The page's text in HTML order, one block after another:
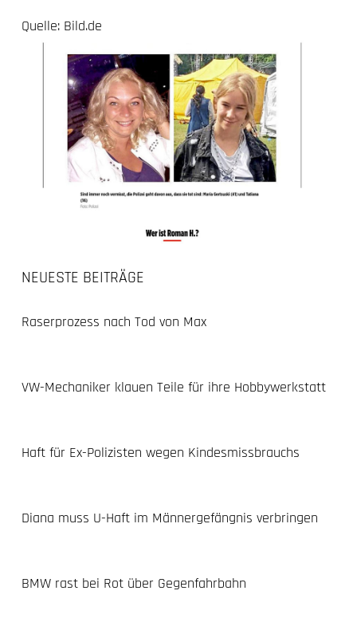
Quelle: Bild.de
NEUESTE BEITRÄGE
Raserprozess nach Tod von Max
VW-Mechaniker klauen Teile für ihre Hobbywerkstatt
Haft für Ex-Polizisten wegen Kindesmissbrauchs
Diana muss U-Haft im Männergefängnis verbringen
BMW rast bei Rot über Gegenfahrbahn